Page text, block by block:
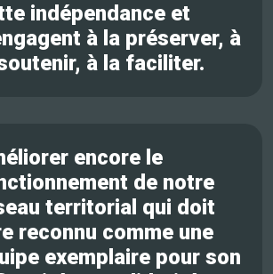
indépendance et
à la préserver, à
à la faciliter.
encore le
de notre
territorial qui doit
reconnu comme une
exemplaire pour son